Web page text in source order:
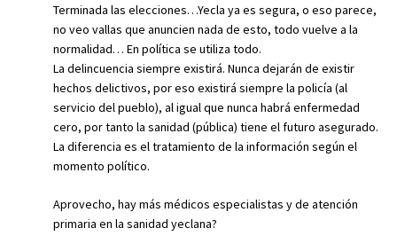
Terminada las elecciones…Yecla ya es segura, o eso parece,
no veo vallas que anuncien nada de esto, todo vuelve a la
normalidad… En política se utiliza todo.
La delincuencia siempre existirá. Nunca dejarán de existir
hechos delictivos, por eso existirá siempre la policía (al
servicio del pueblo), al igual que nunca habrá enfermedad
cero, por tanto la sanidad (pública) tiene el futuro asegurado.
La diferencia es el tratamiento de la información según el
momento político.
Aprovecho, hay más médicos especialistas y de atención
primaria en la sanidad yeclana?